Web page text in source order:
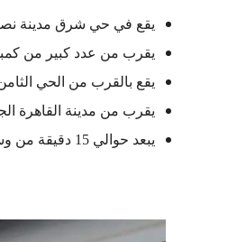
يقع في حي شرق مدينة
يقرب من عدد كبير من
يقع بالقرب من الحي
يقرب من مدينة القاهرة
يبعد حوالي 15 دقيقة من وسط البلد، كما يقرب من الطريق الدائري ومحور المشير طنطاوي.